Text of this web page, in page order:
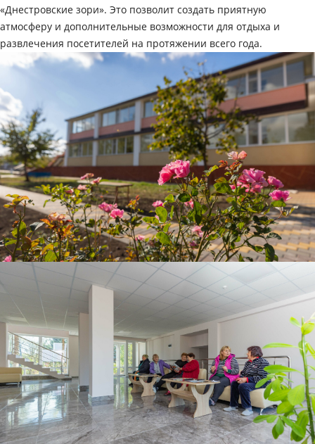
«Днестровские зори». Это позволит создать приятную
атмосферу и дополнительные возможности для отдыха и
развлечения посетителей на протяжении всего года.